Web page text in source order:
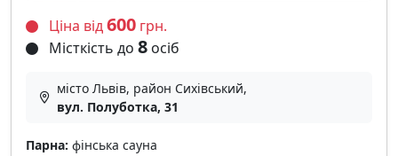
Ціна від600 грн.
Місткість до 8 осіб
місто Львів, район Сихівський,
вул. Полуботка, 31
Парна: фінська сауна